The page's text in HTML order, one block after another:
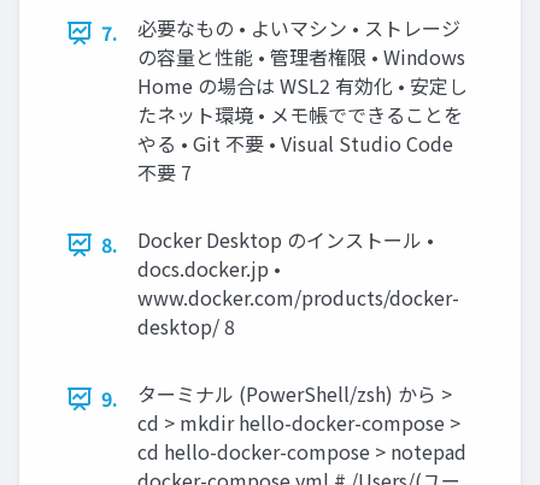
7.
必要なもの • よいマシン • ストレージ
の容量と性能 • 管理者権限 • Windows
Home の場合は WSL2 有効化 • 安定し
たネット環境 • メモ帳でできることを
やる • Git 不要 • Visual Studio Code
不要 7
8.
Docker Desktop のインストール •
docs.docker.jp •
www.docker.com/products/docker-
desktop/ 8
9.
ターミナル (PowerShell/zsh) から >
cd > mkdir hello-docker-compose >
cd hello-docker-compose > notepad